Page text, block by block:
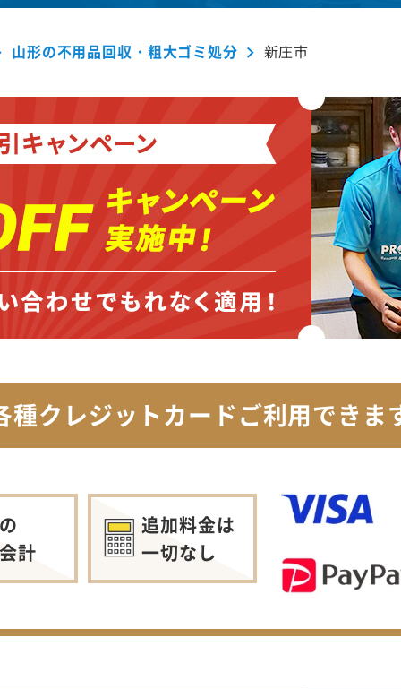
山形の不用品回収・粗大ゴミ処分 新庄市
種クレジットカードご利用できま
計
追加料金は
一切なし